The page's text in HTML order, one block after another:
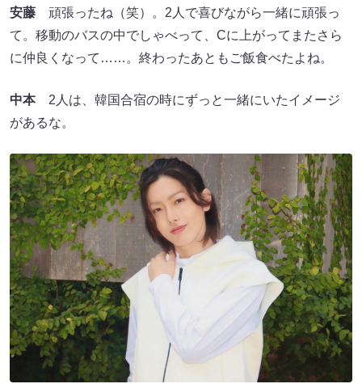
安藤 頑張ったね（笑）。2人で喜びながら一緒に頑張っ
て。移動のバスの中でしゃべって、Cに上がってまたさら
に仲良くなって……。終わったあともご飯食べたよね。
中本2人は、韓国合宿の時にずっと一緒にいたイメージ
があるな。